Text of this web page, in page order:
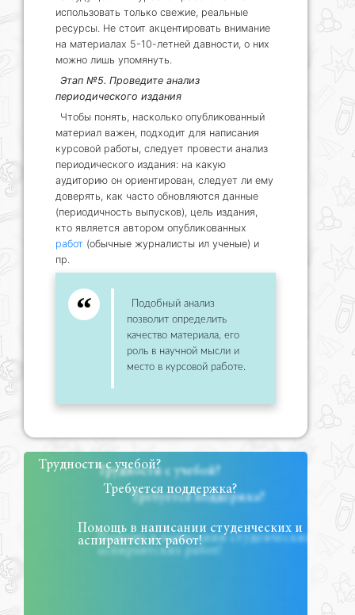
использовать только свежие, реальные
ресурсы. Не стоит акцентировать внимание
на материалах 5-10-летней давности, о них
можно лишь упомянуть.
Этап №5. Проведите анализ
периодического издания
Чтобы понять, насколько опубликованный
материал важен, подходит для написания
курсовой работы, следует провести анализ
периодического издания: на какую
аудиторию он ориентирован, следует ли ему
доверять, как часто обновляются данные
(периодичность выпусков), цель издания,
кто является автором опубликованных
работ (обычные журналисты ил ученые) и
пр.
Подобный анализ
позволит определить
качество материала, его
роль в научной мысли и
место в курсовой работе.
Трудности с учебой?
Требуется поддержка?
Помощь в написании студенческих и
аспирантских работ!